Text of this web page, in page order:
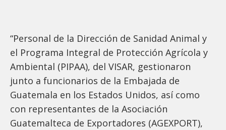
“Personal de la Dirección de Sanidad Animal y
el Programa Integral de Protección Agrícola y
Ambiental (PIPAA), del VISAR, gestionaron
junto a funcionarios de la Embajada de
Guatemala en los Estados Unidos, así como
con representantes de la Asociación
Guatemalteca de Exportadores (AGEXPORT),